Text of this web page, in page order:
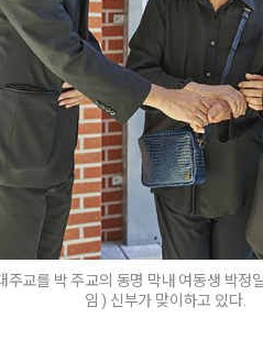
주교를 박 주교의 동명 막내 여동생 박
임 ) 신부가 맞이하고 있다.